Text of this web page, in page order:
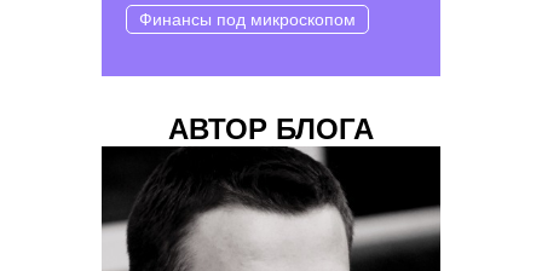
Финансы под микроскопом
АВТОР БЛОГА